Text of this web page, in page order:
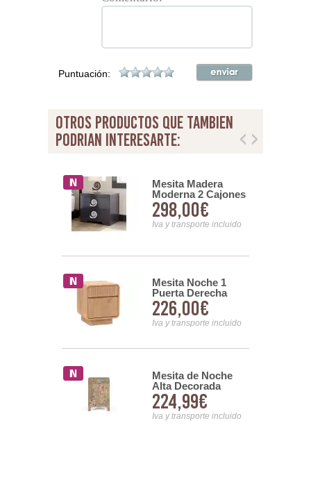
Puntuación:
otros productos que tambien
podrian interesarte:
Mesita Madera
Moderna 2 Cajones
y 2 Tamaños Serie
Hellen
298,00€
Iva y transporte incluido
Mesita Noche 1
Puerta Derecha
Teca Natural Serie
Eyre
226,00€
Iva y transporte incluido
Mesita de Noche
Alta Decorada
Diseño Florales
Serie Tayina
224,99€
Iva y transporte incluido